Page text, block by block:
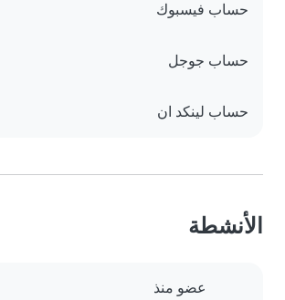
حساب فيسبوك
حساب جوجل
حساب لينكد ان
الأنشطة
عضو منذ